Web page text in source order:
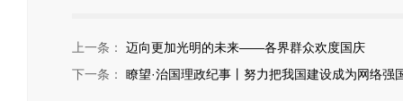
上一条： 迈向更加光明的未来——各界群众欢度国庆
下一条： 瞭望·治国理政纪事丨努力把我国建设成为网络强